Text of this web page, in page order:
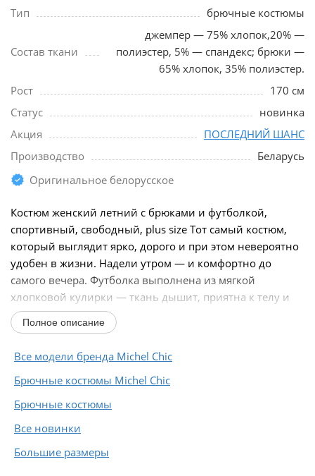
Тип брючные костюмы
Состав ткани
джемпер — 75% хлопок,20% —
полиэстер, 5% — спандекс; брюки —
65% хлопок, 35% полиэстер.
Рост
170 см
Статус
новинка
Акция
ПОСЛЕДНИЙ ШАНС
Производство
Беларусь
Оригинальное белорусское
Костюм женский летний с брюками и футболкой,
спортивный, свободный, plus size Тот самый костюм,
который выглядит ярко, дорого и при этом невероятно
удобен в жизни. Надели утром — и комфортно до
самого вечера. Футболка выполнена из мягкой
хлопковой кулирки — ткань дышит, приятна к телу и
не прилипает...
Полное описание
Все модели бренда Michel Chic
Брючные костюмы Michel Chic
Брючные костюмы
Все новинки
Большие размеры